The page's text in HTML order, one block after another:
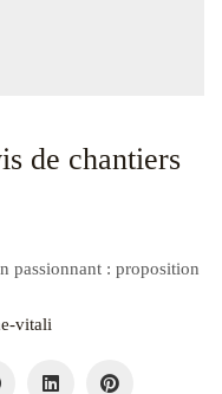
de chantiers
passionnant : proposition